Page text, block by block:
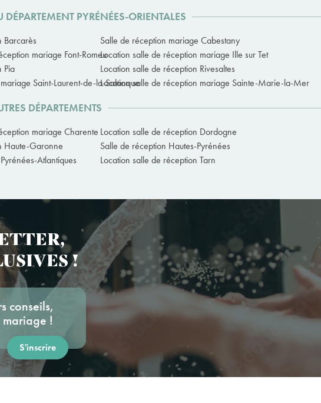
PYRÉNÉES-ORIENTALES
Barcarès
Salle de réception mariage Cabestany
mariage Font-RomeuLocation salle de réception mariage Ille sur Tet
Pia
Location salle de réception Rivesaltes
Saint-Laurent-de-la-SalanqueLocation salle de réception mariage Sainte-Marie-la-Mer
DÉPARTEMENTS
mariage Charente Location salle de réception Dordogne
Haute-Garonne
Salle de réception Hautes-Pyrénées
Atlantiques
Location salle de réception Tarn
!
conseils,
!